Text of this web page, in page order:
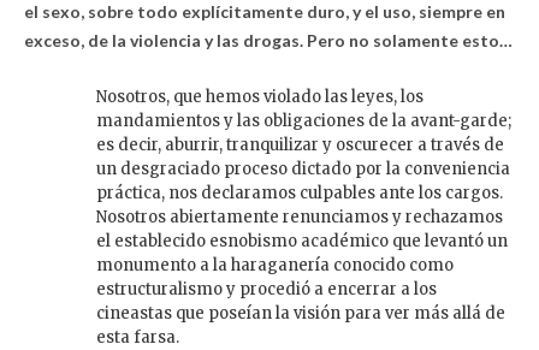
el sexo, sobre todo explícitamente duro, y el uso, siempre en
exceso, de la violencia y las drogas. Pero no solamente esto…
Nosotros, que hemos violado las leyes, los
mandamientos y las obligaciones de la avant-garde;
es decir, aburrir, tranquilizar y oscurecer a través de
un desgraciado proceso dictado por la conveniencia
práctica, nos declaramos culpables ante los cargos.
Nosotros abiertamente renunciamos y rechazamos
el establecido esnobismo académico que levantó un
monumento a la haraganería conocido como
estructuralismo y procedió a encerrar a los
cineastas que poseían la visión para ver más allá de
esta farsa.